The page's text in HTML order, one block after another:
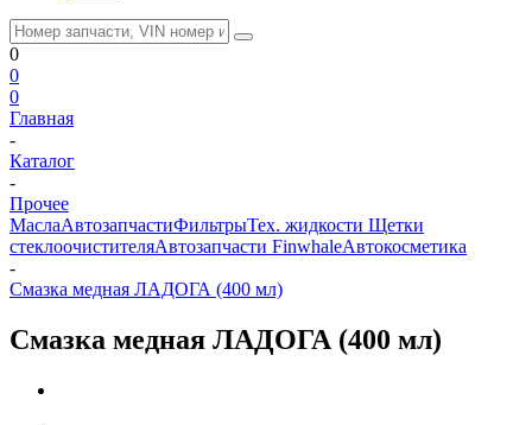
0
0
0
Главная
-
Каталог
-
Прочее
МаслаАвтозапчастиФильтрыТех. жидкости Щетки
стеклоочистителяАвтозапчасти FinwhaleАвтокосметика
-
Смазка медная ЛАДОГА (400 мл)
Смазка медная ЛАДОГА (400 мл)